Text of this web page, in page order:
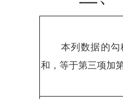
本列数据的
和，等于第三项加